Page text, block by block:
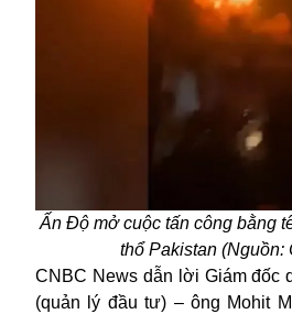
Ấn Độ mở cuộc tấn công bằng
thổ Pakistan (Nguồn:
CNBC News dẫn lời Giám đốc
(quản lý đầu tư) – ông Mohit